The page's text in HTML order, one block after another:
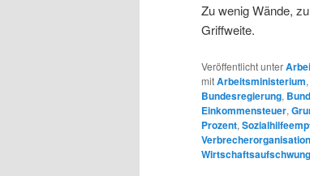
Zu wenig Wände,
Griffweite.
Veröffentlicht unter
mitArbeitsministerium,
Bundesregierung,
Einkommensteuer,
Prozent,
Verbrecherorganisation
Wirtschaftsaufschwung